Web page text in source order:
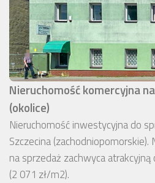
Nieruchomość komercyjna
(okolice)
Nieruchomość inwestycyjna do
Szczecina
na sprzedaż zachwyca
(2 071 zł/m2).